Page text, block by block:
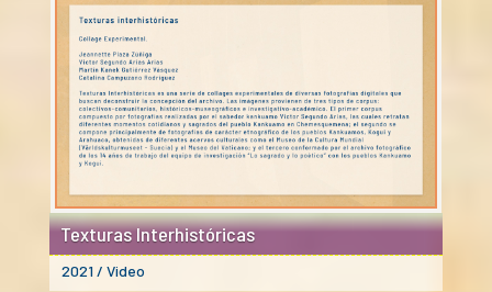
Texturas Interhistóricas
2021 / Video